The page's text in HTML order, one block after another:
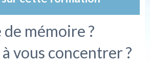
mémoire ?
vous concentrer ?